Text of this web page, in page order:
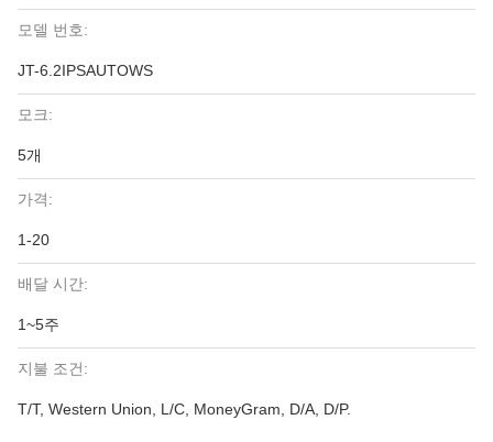
모델 번호:
JT-6.2IPSAUTOWS
모크:
5개
가격:
1-20
배달 시간:
1~5주
지불 조건:
T/T, Western Union, L/C, MoneyGram, D/A, D/P.